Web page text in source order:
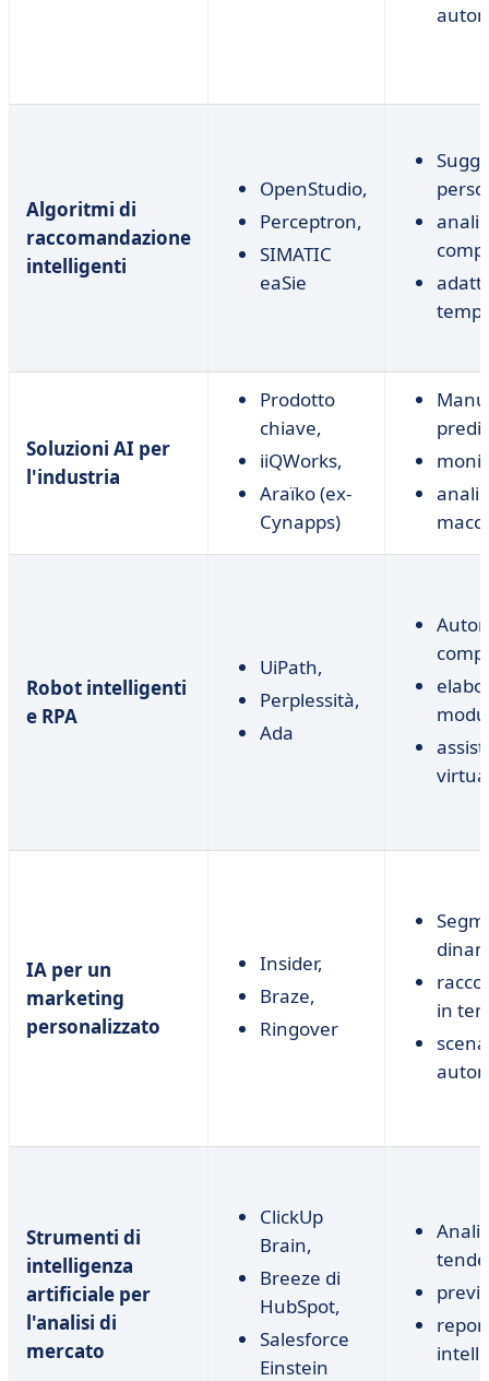
Algoritmi di
raccomandazione
intelligenti
OpenStudio,
Perceptron,
SIMATIC
eaSie
Soluzioni AI per
l'industria
Prodotto
chiave,
iiQWorks,
Araïko (ex-
Cynapps)
Robot intelligenti
e RPA
UiPath,
Perplessità,
Ada
IA per un
marketing
personalizzato
Insider,
Braze,
Ringover
in
Strumenti di
intelligenza
artificiale per
l'analisi di
mercato
ClickUp
Brain,
Breeze di
HubSpot,
Salesforce
Einstein